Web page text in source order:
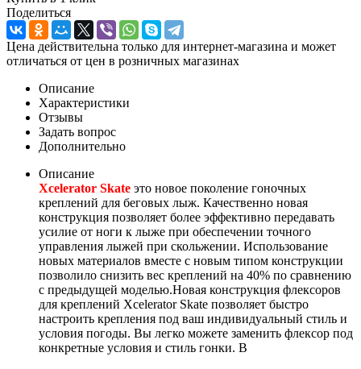
Поделиться
Цена действительна только для интернет-магазина и может
отличаться от цен в розничных магазинах
Описание
Характеристики
Отзывы
Задать вопрос
Дополнительно
Описание
Xcelerator Skate это новое поколение гоночных
креплений для беговых лыж. Качественно новая
конструкция позволяет более эффективно передавать
усилие от ноги к лыже при обеспечении точного
управления лыжей при скольжении. Использование
новых материалов вместе с новым типом конструкции
позволило снизить вес креплений на 40% по сравнению
с предыдущей моделью.Новая конструкция флексоров
для креплений Xcelerator Skate позволяет быстро
настроить крепления под ваш индивидуальный стиль и
условия погоды. Вы легко можете заменить флексор под
конкретные условия и стиль гонки. В